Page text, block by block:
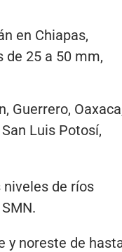
en Chiapas,
de 25 a 50 mm,
Guerrero,
Luis Potosí,
de ríos
y noreste de